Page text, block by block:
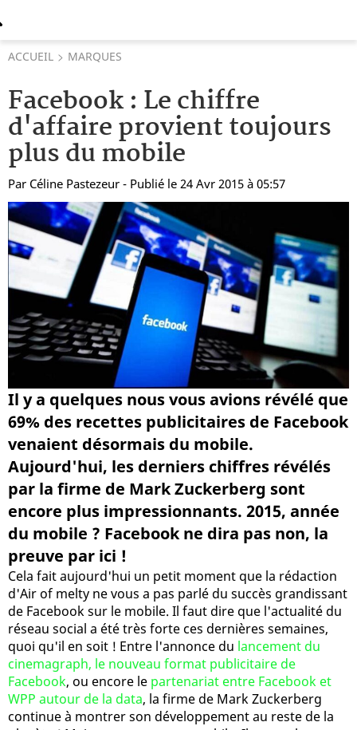
ACCUEIL MARQUES
Facebook : Le chiffre
d'affaire provient toujours
plus du mobile
Par Céline Pastezeur - Publié le 24 Avr 2015 à 05:57
Il y a quelques nous vous avions révélé que
69% des recettes publicitaires de Facebook
venaient désormais du mobile.
Aujourd'hui, les derniers chiffres révélés
par la firme de Mark Zuckerberg sont
encore plus impressionnants. 2015, année
du mobile ? Facebook ne dira pas non, la
preuve par ici !
Cela fait aujourd'hui un petit moment que la rédaction
d'Air of melty ne vous a pas parlé du succès grandissant
de Facebook sur le mobile. Il faut dire que l'actualité du
réseau social a été très forte ces dernières semaines,
quoi qu'il en soit ! Entre l'annonce du lancement du
cinemagraph, le nouveau format publicitaire de
Facebook, ou encore le partenariat entre Facebook et
WPP autour de la data, la firme de Mark Zuckerberg
continue à montrer son développement au reste de la